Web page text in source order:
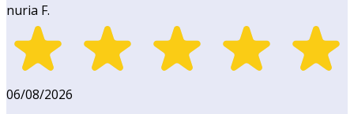
nuria F.
06/08/2026